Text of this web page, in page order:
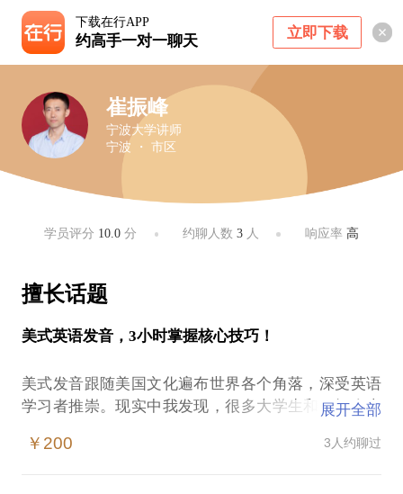
下载在行APP
约高手一对一聊天 立即下载
崔振峰
宁波大学讲师
宁波 ・ 市区
学员评分 10.0 分 约聊人数 3人 响应率 高
擅长话题
美式英语发音，3小时掌握核心技巧！
美式发音跟随美国文化遍布世界各个角落，深受英语
学习者推崇。现实中我发现，很多大学生和职场人士
学美式发音又不知如何下手。
展开全部
￥200 3人约聊过